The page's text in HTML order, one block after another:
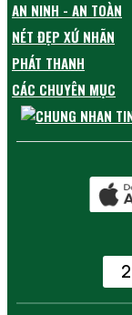
AN NINH - AN TOÀN
NÉT ĐẸP XỨ NHÃN
PHÁT THANH
CÁC CHUYÊN MỤC